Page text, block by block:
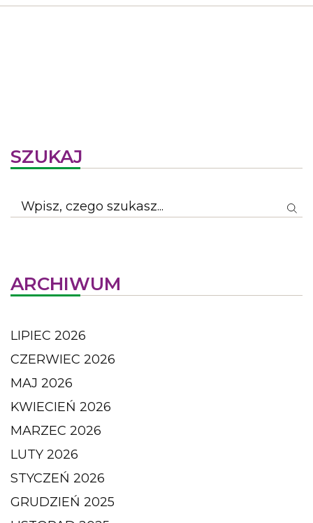
SZUKAJ
ARCHIWUM
LIPIEC 2026
CZERWIEC 2026
MAJ 2026
KWIECIEŃ 2026
MARZEC 2026
LUTY 2026
STYCZEŃ 2026
GRUDZIEŃ 2025